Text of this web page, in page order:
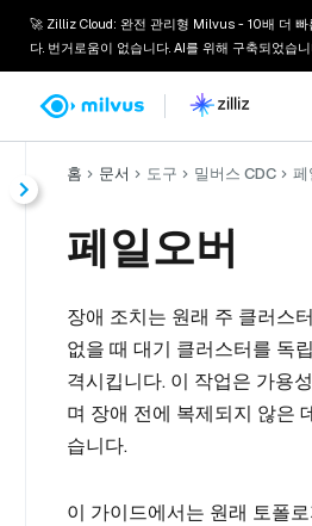
🚀 Zilliz Cloud: 완전 관리형 Milvus - 10배 더 빠
다. 번거로움이 없습니다. AI를 위해 구축되었습니
홈 문서 도구 밀버스 CDC 페
페일오버
장애 조치는 원래 주 클러스
없을 때 대기 클러스터를 독
격시킵니다. 이 작업은 가용
며 장애 전에 복제되지 않은
습니다.
이 가이드에서는 원래 토폴